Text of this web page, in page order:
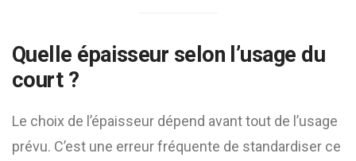
Quelle épaisseur selon l’usage du
court ?
Le choix de l’épaisseur dépend avant tout de l’usage
prévu. C’est une erreur fréquente de standardiser ce